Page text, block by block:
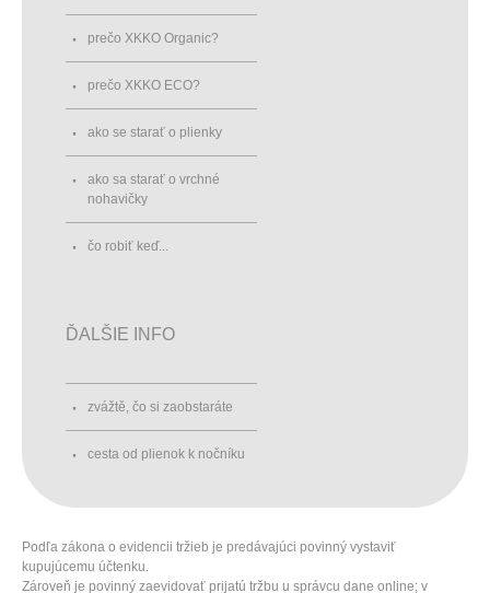
prečo XKKO Organic?
prečo XKKO ECO?
ako se starať o plienky
ako sa starať o vrchné
nohavičky
čo robiť keď...
ĎALŠIE INFO
zvážtě, čo si zaobstaráte
cesta od plienok k nočníku
Podľa zákona o evidencii tržieb je predávajúci povinný vystaviť
kupujúcemu účtenku.
Zároveň je povinný zaevidovať prijatú tržbu u správcu dane online; v